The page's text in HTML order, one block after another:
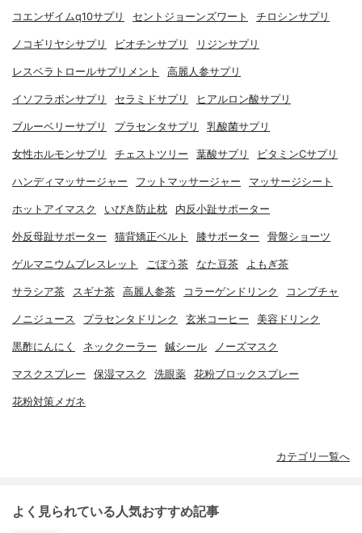
コエンザイムq10サプリ セントジョーンズワート チロシンサプリ
ノコギリヤシサプリ ビオチンサプリ リジンサプリ
レスベラトロールサプリメント 高麗人参サプリ
イソフラボンサプリ セラミドサプリ ヒアルロン酸サプリ
ブルーベリーサプリ プラセンタサプリ 乳酸菌サプリ
女性ホルモンサプリ チェストツリー 葉酸サプリ ビタミンCサプリ
ハンディマッサージャー フットマッサージャー マッサージシート
ホットアイマスク いびき防止枕 内反小趾サポーター
外反母趾サポーター 猫背矯正ベルト 膝サポーター 骨盤ショーツ
ゲルマニウムブレスレット ごぼう茶 なた豆茶 よもぎ茶
サラシア茶 スギナ茶 高麗人参茶 コラーゲンドリンク コンブチャ
ノニジュース プラセンタドリンク 玄米コーヒー 美容ドリンク
黒酢にんにく ネッククーラー 鍼シール ノーズマスク
マスクスプレー 保湿マスク 洗眼薬 花粉ブロックスプレー
花粉対策メガネ
カテゴリ一覧へ
よく見られている人気おすすめ記事